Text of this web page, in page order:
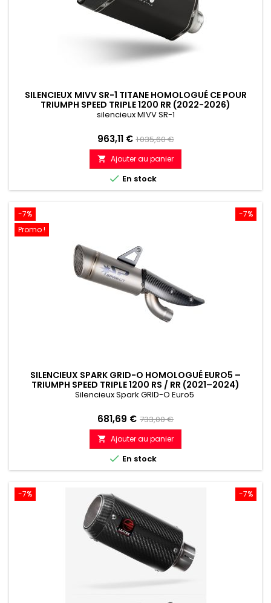
SILENCIEUX MIVV SR-1 TITANE HOMOLOGUÉ CE POUR
TRIUMPH SPEED TRIPLE 1200 RR (2022-2026)
silencieux MIVV SR-1
Prix
963,11 € Prix
de
référence
1 035,60 €
 Ajouter au panier
 En stock
-7%
-7%
Promo !
SILENCIEUX SPARK GRID-O HOMOLOGUÉ EURO5 –
TRIUMPH SPEED TRIPLE 1200 RS / RR (2021–2024)
Silencieux Spark GRID-O Euro5
Prix
681,69 € Prix
de
référence
733,00 €
 Ajouter au panier
 En stock
-7%
-7%